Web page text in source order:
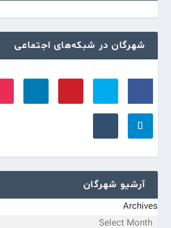
شهرگان در شبکه‌های اجتماعی
آرشیو شهرگان
Archives